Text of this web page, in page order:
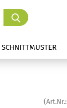
SCHNITTMUSTER
(Art.Nr.: